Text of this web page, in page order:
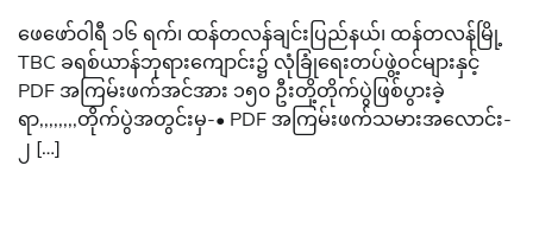
ဖေဖော်ဝါရီ ၁၆ ရက်၊ ထန်တလန်ချင်းပြည်နယ်၊ ထန်တလန်မြို့
TBC ခရစ်ယာန်ဘုရားကျောင်း၌ လုံခြုံရေးတပ်ဖွဲ့ဝင်များနှင့်
PDF အကြမ်းဖက်အင်အား ၁၅၀ ဦးတို့တိုက်ပွဲဖြစ်ပွားခဲ့
ရာ,,,,,,,,တိုက်ပွဲအတွင်းမှ-• PDF အကြမ်းဖက်သမားအလောင်း-
၂ […]